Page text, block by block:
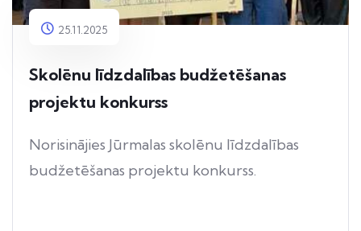
25.11.2025
Skolēnu līdzdalības budžetēšanas
projektu konkurss
Norisinājies Jūrmalas skolēnu līdzdalības
budžetēšanas projektu konkurss.